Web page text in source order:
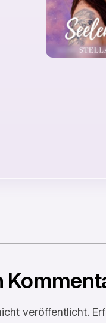
veröffentlicht.